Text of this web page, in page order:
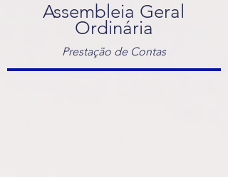
Prestação de Contas
Assembleia Geral
Ordinária